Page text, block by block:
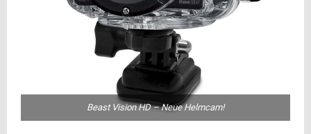
Beast Vision HD – Neue Helmcam!